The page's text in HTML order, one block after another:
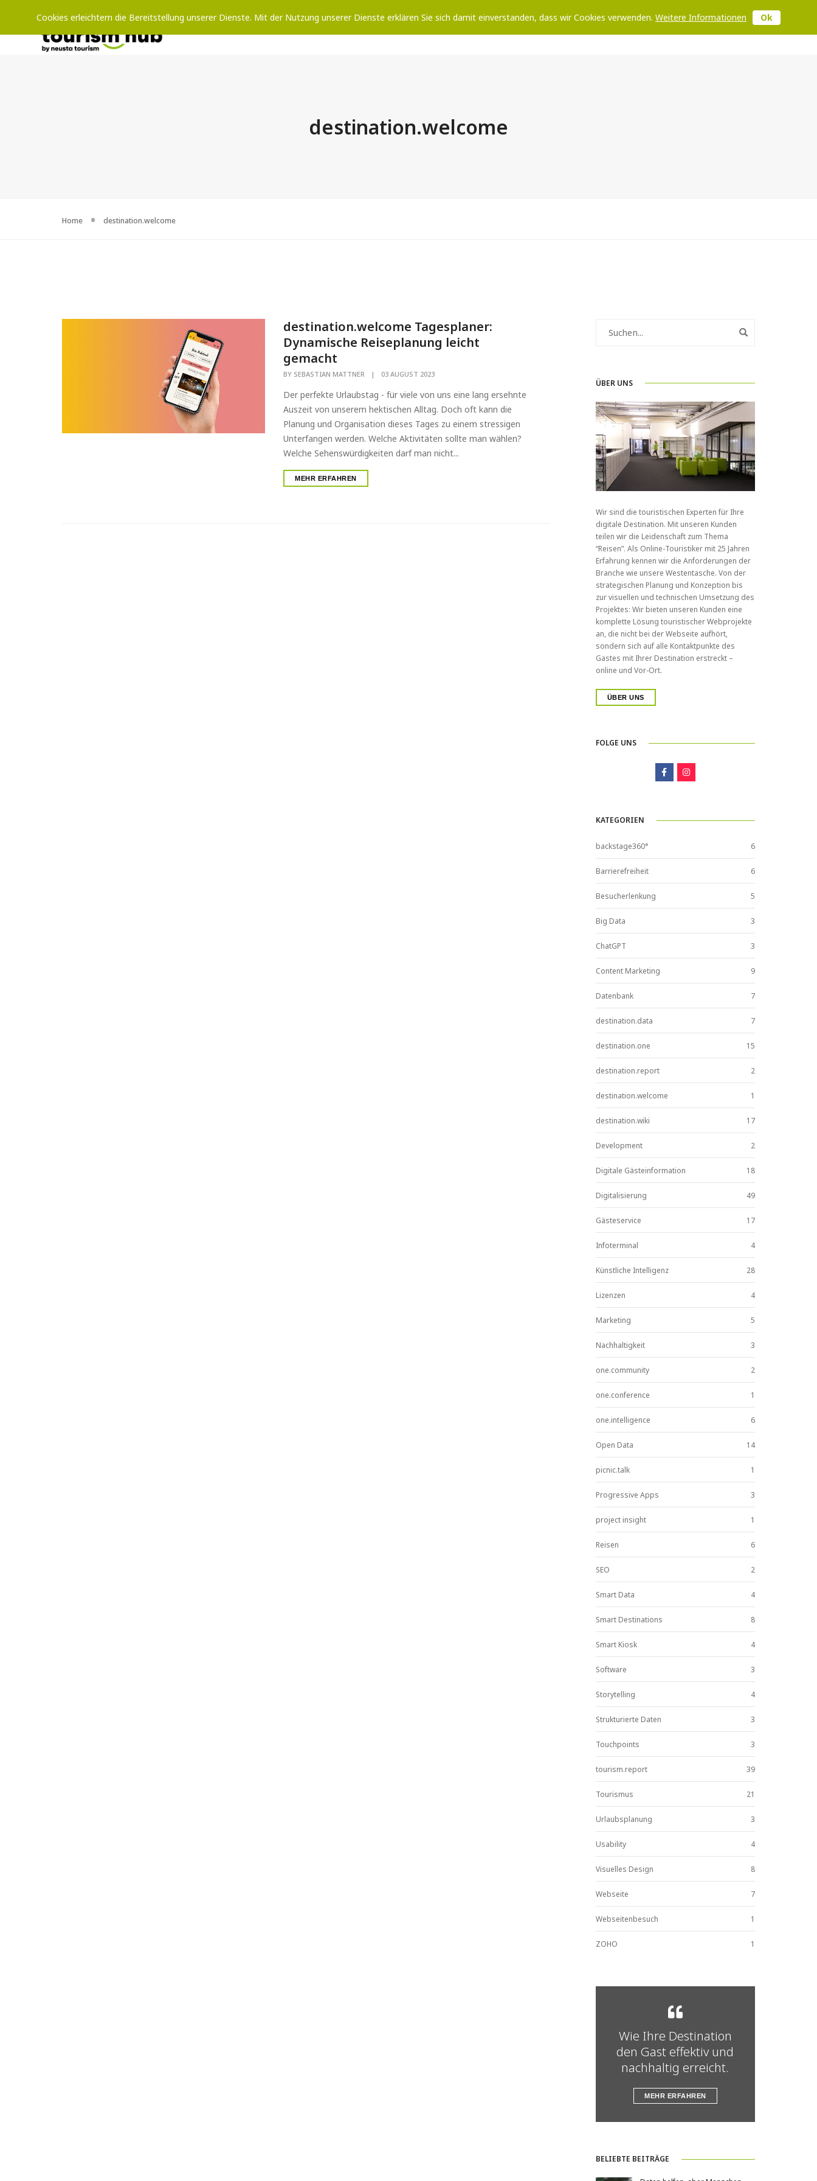
destination.welcome
Home destination.welcome
destination.welcome Tagesplaner:
Dynamische Reiseplanung leicht
gemacht
BY SEBASTIAN MATTNER | 03 AUGUST 2023
Der perfekte Urlaubstag - für viele von uns eine lang ersehnte
Auszeit von unserem hektischen Alltag. Doch oft kann die
Planung und Organisation dieses Tages zu einem stressigen
Unterfangen werden. Welche Aktivitäten sollte man wählen?
Welche Sehenswürdigkeiten darf man nicht...
MEHR ERFAHREN
ÜBER UNS
Wir sind die touristischen Experten für Ihre
digitale Destination. Mit unseren Kunden
teilen wir die Leidenschaft zum Thema
“Reisen”. Als Online-Touristiker mit 25 Jahren
Erfahrung kennen wir die Anforderungen der
Branche wie unsere Westentasche. Von der
strategischen Planung und Konzeption bis
zur visuellen und technischen Umsetzung des
Projektes: Wir bieten unseren Kunden eine
komplette Lösung touristischer Webprojekte
an, die nicht bei der Webseite aufhört,
sondern sich auf alle Kontaktpunkte des
Gastes mit Ihrer Destination erstreckt –
online und Vor-Ort.
ÜBER UNS
FOLGE UNS
KATEGORIEN
backstage360° 6
Barrierefreiheit 6
Besucherlenkung 5
Big Data 3
ChatGPT 3
Content Marketing 9
Datenbank 7
destination.data 7
destination.one 15
destination.report 2
destination.welcome 1
destination.wiki 17
Development 2
Digitale Gästeinformation 18
Digitalisierung 49
Gästeservice 17
Infoterminal 4
Künstliche Intelligenz 28
Lizenzen 4
Marketing 5
Nachhaltigkeit 3
one.community 2
one.conference 1
one.intelligence 6
Open Data 14
picnic.talk 1
Progressive Apps 3
project insight 1
Reisen 6
SEO 2
Smart Data 4
Smart Destinations 8
Smart Kiosk 4
Software 3
Storytelling 4
Strukturierte Daten 3
Touchpoints 3
tourism.report 39
Tourismus 21
Urlaubsplanung 3
Usability 4
Visuelles Design 8
Webseite 7
Webseitenbesuch 1
ZOHO 1
Wie Ihre Destination
den Gast effektiv und
nachhaltig erreicht.
MEHR ERFAHREN
BELIEBTE BEITRÄGE
Cookies erleichtern die Bereitstellung unserer Dienste. Mit der Nutzung unserer Dienste erklären Sie sich damit einverstanden, dass wir Cookies verwenden. Weitere Informationen Ok